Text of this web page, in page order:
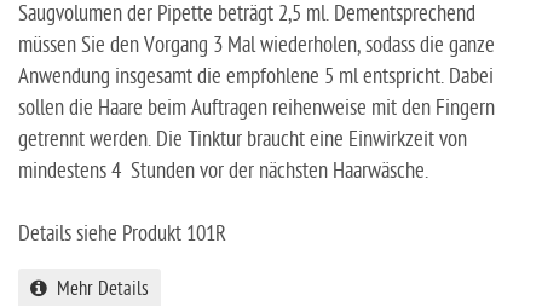
Saugvolumen der Pipette beträgt 2,5 ml. Dementsprechend
müssen Sie den Vorgang 3 Mal wiederholen, sodass die ganze
Anwendung insgesamt die empfohlene 5 ml entspricht. Dabei
sollen die Haare beim Auftragen reihenweise mit den Fingern
getrennt werden. Die Tinktur braucht eine Einwirkzeit von
mindestens 4 Stunden vor der nächsten Haarwäsche.
Details siehe Produkt 101R
Mehr Details